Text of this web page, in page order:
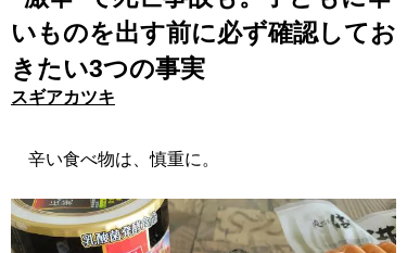
いものを出す前に必ず確認してお
きたい3つの事実
スギアカツキ
辛い食べ物は、慎重に。